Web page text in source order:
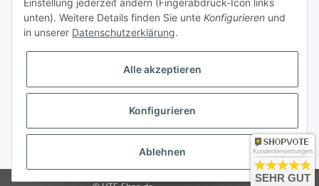
Mein Konto
* Alle Preise inkl. gesetzlicher USt., zzgl.Versand
Einstellung jederzeit ändern (Fingerabdruck-Icon links
unten). Weitere Details finden Sie unte Konfigurieren und
in unserer Datenschutzerklärung.
Alle akzeptieren
Konfigurieren
Ablehnen Kundenbewertungen
SEHR GUT